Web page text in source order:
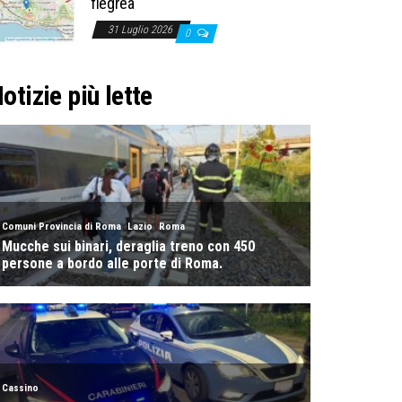
31 Luglio 2026 0
più lette